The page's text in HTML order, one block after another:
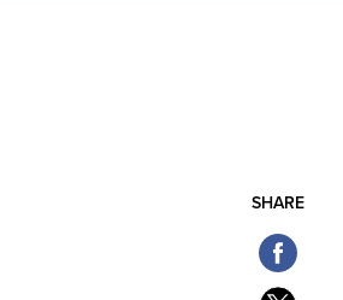
SHARE